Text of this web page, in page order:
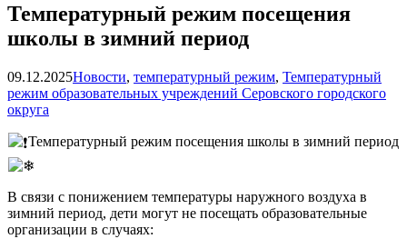
️Температурный режим посещения
школы в зимний период
09.12.2025Новости, температурный режим, Температурный
режим образовательных учреждений Серовского городского
округа
️Температурный режим посещения школы в зимний период
В связи с понижением температуры наружного воздуха в
зимний период, дети могут не посещать образовательные
организации в случаях: